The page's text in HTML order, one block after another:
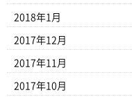
2018年1月
2017年12月
2017年11月
2017年10月